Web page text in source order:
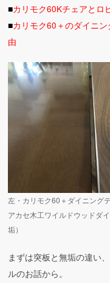
■カリモク60Kチェアとロ
■カリモク60＋のダイニ
由
左・カリモク60＋ダイニング
アカセ木工ワイルドウッドダ
垢）
まずは突板と無垢の違い
ルのお話から。